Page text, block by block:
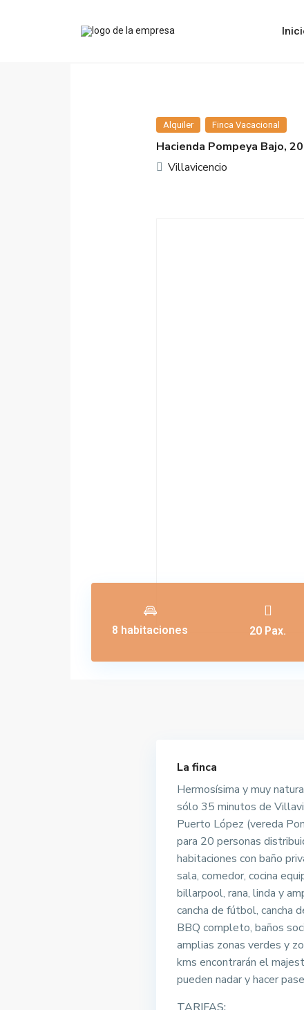
Alquiler Finca Vacacional
Hacienda Pompeya Bajo,
Villavicencio
8 habitaciones 20 Pax.
La finca
Hermosísima y muy
sólo 35 minutos de
Puerto López (vereda
para 20 personas
habitaciones con baño
sala, comedor, cocina
billarpool, rana, linda y
cancha de fútbol, cancha
BBQ completo, baños
amplias zonas verdes y
kms encontrarán el
pueden nadar y hacer